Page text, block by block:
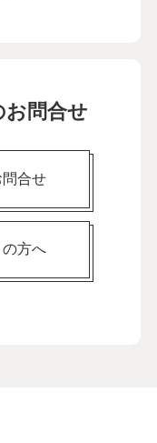
問合せ
合せ
方へ